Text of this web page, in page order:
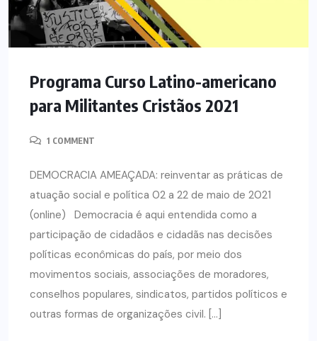
Programa Curso Latino-americano
para Militantes Cristãos 2021
1 COMMENT
DEMOCRACIA AMEAÇADA: reinventar as práticas de
atuação social e política 02 a 22 de maio de 2021
(online) Democracia é aqui entendida como a
participação de cidadãos e cidadãs nas decisões
políticas econômicas do país, por meio dos
movimentos sociais, associações de moradores,
conselhos populares, sindicatos, partidos políticos e
outras formas de organizações civil. […]